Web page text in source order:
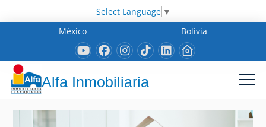
Select Language ▼
México
Bolivia
Alfa Inmobiliaria